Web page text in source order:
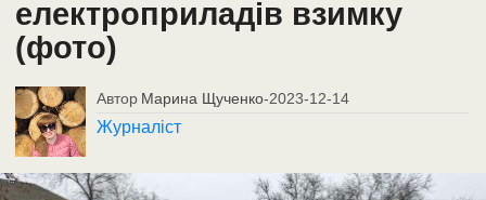
електроприладів взимку
(фото)
Автор Марина Щученко-2023-12-14
Журналіст